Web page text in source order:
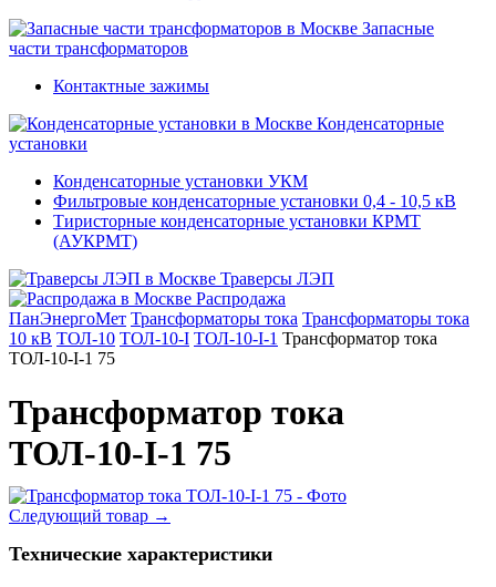
Запасные
части трансформаторов
Контактные зажимы
Конденсаторные
установки
Конденсаторные установки УКМ
Фильтровые конденсаторные установки 0,4 - 10,5 кВ
Тиристорные конденсаторные установки КРМТ
(АУКРМТ)
Траверсы ЛЭП
Распродажа
ПанЭнергоМет Трансформаторы тока Трансформаторы тока
10 кВ ТОЛ-10 ТОЛ-10-I ТОЛ-10-I-1 Трансформатор тока
ТОЛ-10-I-1 75
Трансформатор тока
ТОЛ-10-I-1 75
Следующий товар →
Технические характеристики